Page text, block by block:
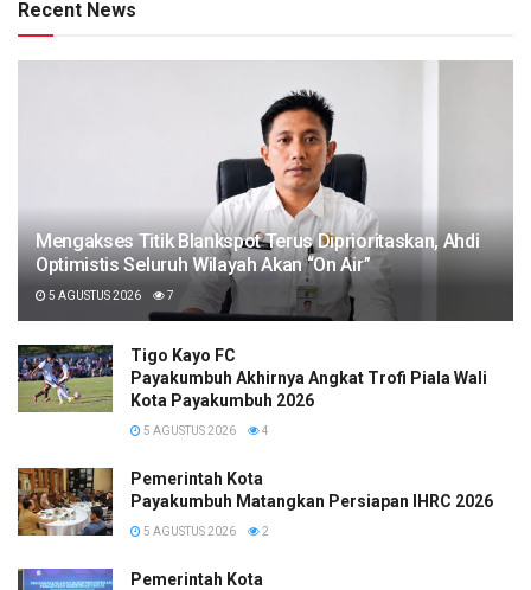
Recent News
Mengakses Titik Blankspot Terus Diprioritaskan, Ahdi
Optimistis Seluruh Wilayah Akan “On Air”
5 AGUSTUS 2026 7
Tigo Kayo FC
Payakumbuh Akhirnya Angkat Trofi Piala Wali
Kota Payakumbuh 2026
5 AGUSTUS 2026 4
Pemerintah Kota
Payakumbuh Matangkan Persiapan IHRC 2026
5 AGUSTUS 2026 2
Pemerintah Kota